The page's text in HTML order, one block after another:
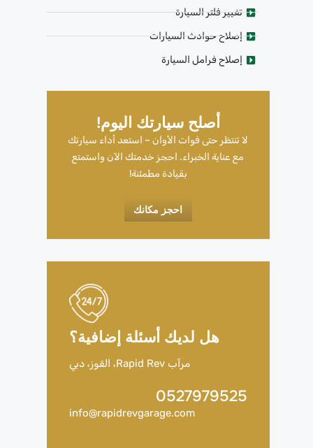
تغيير فلتر السيارة
إصلاح حوادث السيارات
إصلاح فرامل السيارة
أصلح سيارتك اليوم!
لا تنتظر حتى فوات الأوان – استعد أداء سيارتك
مع عناية الخبراء. احجز خدمتك الآن واستمتع
بقيادة مطمئنة!
احجز مكانك
هل لديك أسئلة إضافية؟
مرآب Rapid Rev، القوز، دبي
0527979525
info@rapidrevgarage.com